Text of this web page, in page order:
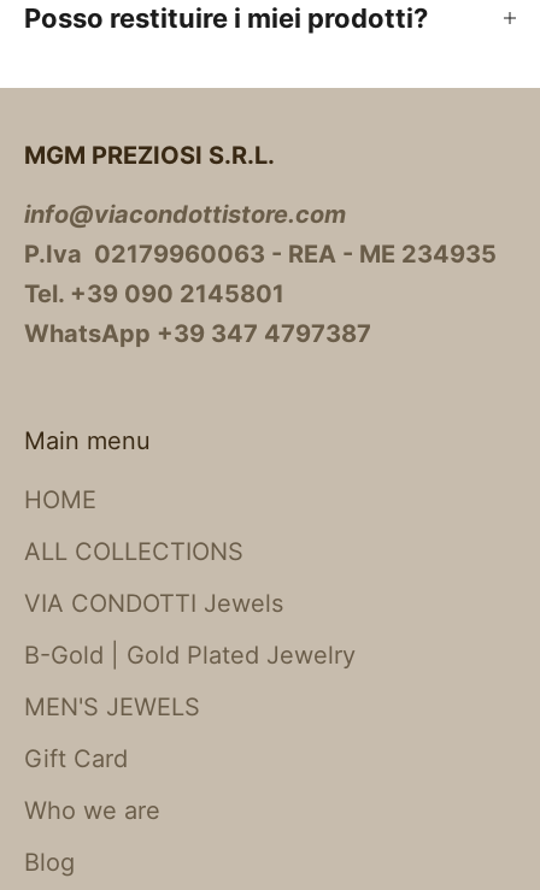
Posso restituire i miei prodotti?
MGM PREZIOSI S.R.L.
info@viacondottistore.com
P.Iva 02179960063 - REA - ME 234935
Tel. +39 090 2145801
WhatsApp +39 347 4797387
Main menu
HOME
ALL COLLECTIONS
VIA CONDOTTI Jewels
B-Gold | Gold Plated Jewelry
MEN'S JEWELS
Gift Card
Who we are
Blog